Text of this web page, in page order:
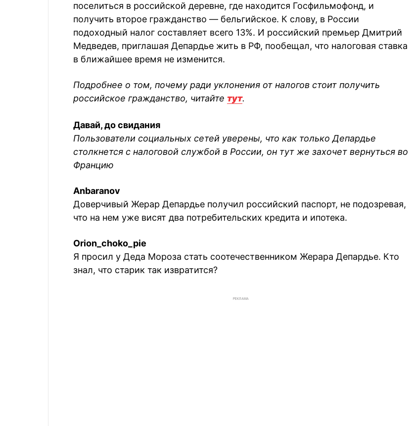
поселиться в российской деревне, где находится Госфильмофонд, и
получить второе гражданство — бельгийское. К слову, в России
подоходный налог составляет всего 13%. И российский премьер Дмитрий
Медведев, приглашая Депардье жить в РФ, пообещал, что налоговая ставка
в ближайшее время не изменится.
Подробнее о том, почему ради уклонения от налогов стоит получить
российское гражданство, читайте тут.
Давай, до свидания
Пользователи социальных сетей уверены, что как только Депардье
столкнется с налоговой службой в России, он тут же захочет вернуться во
Францию
Anbaranov
Доверчивый Жерар Депардье получил российский паспорт, не подозревая,
что на нем уже висят два потребительских кредита и ипотека.
Orion_choko_pie
Я просил у Деда Мороза стать соотечественником Жерара Депардье. Кто
знал, что старик так извратится?
РЕКЛАМА